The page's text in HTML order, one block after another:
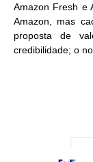
Amazon Fresh e
Amazon, mas
proposta de
credibilidade; o